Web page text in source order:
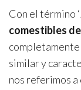
Con el término ‘
comestibles
similar y
nos referimos a